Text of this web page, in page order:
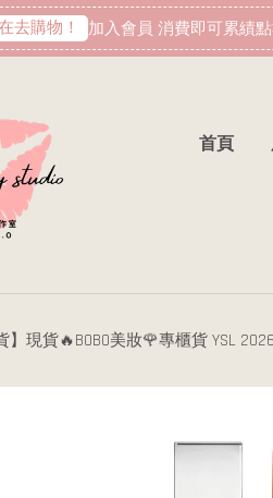
去購物！ 加入會員 消費即可累績點
首頁
】現貨🔥BOBO美妝🌹專櫃貨 YSL